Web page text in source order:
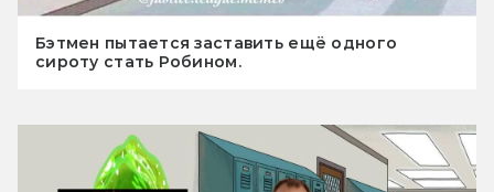
Бэтмен пытается заставить ещё одного
сироту стать Робином.